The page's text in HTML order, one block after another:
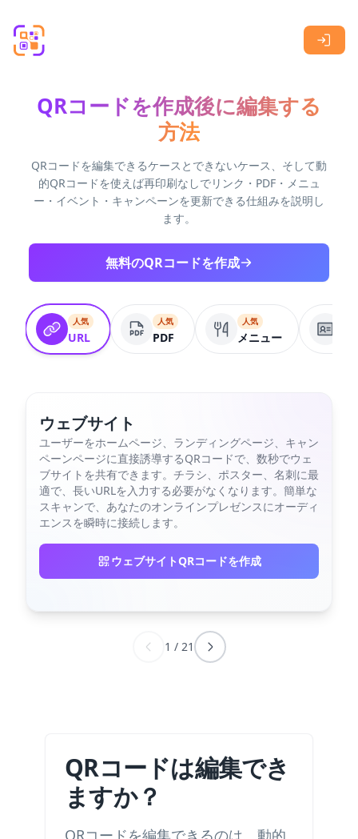
QRコードを作成後に編集する
方法
QRコードを編集できるケースとできないケース、そして動
的QRコードを使えば再印刷なしでリンク・PDF・メニュ
ー・イベント・キャンペーンを更新できる仕組みを説明し
ます。
無料のQRコードを作成
人気
URL
人気
PDF
人気
メニュー
ウェブサイト
ユーザーをホームページ、ランディングページ、キャン
ペーンページに直接誘導するQRコードで、数秒でウェ
ブサイトを共有できます。チラシ、ポスター、名刺に最
適で、長いURLを入力する必要がなくなります。簡単な
スキャンで、あなたのオンラインプレゼンスにオーディ
エンスを瞬時に接続します。
ウェブサイトQRコードを作成
1 / 21
QRコードは編集でき
ますか？
QRコードを編集できるのは、動的